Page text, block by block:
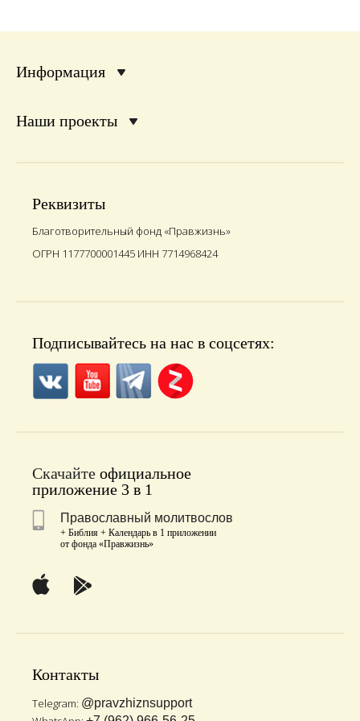
Информация
Наши проекты
Реквизиты
Благотворительный фонд «Правжизнь»
ОГРН 1177700001445 ИНН 7714968424
Подписывайтесь на нас в соцсетях:
Скачайте официальное
приложение 3 в 1
Православный молитвослов
+ Библия + Календарь в 1 приложении
от фонда «Правжизнь»
Контакты
Telegram: @pravzhiznsupport